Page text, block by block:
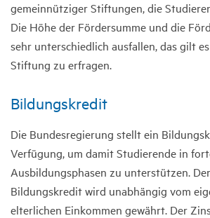
gemeinnütziger Stiftungen, die
Die Höhe der Fördersumme und die
sehr unterschiedlich ausfallen, das gilt
Stiftung zu erfragen.
Bildungskredit
Die Bundesregierung stellt ein
Verfügung, um damit Studierende in
Ausbildungsphasen zu unterstützen.
Bildungskredit wird unabhängig vom
elterlichen Einkommen gewährt. Der